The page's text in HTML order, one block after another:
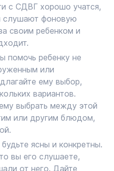
с СДВГ хорошо учатся,
слушают фоновую
своим ребенком и
помочь ребенку не
или
ему выбор,
вариантов.
выбрать между этой
или другим блюдом,
ясны и конкретны.
вы его слушаете,
от него. Дайте